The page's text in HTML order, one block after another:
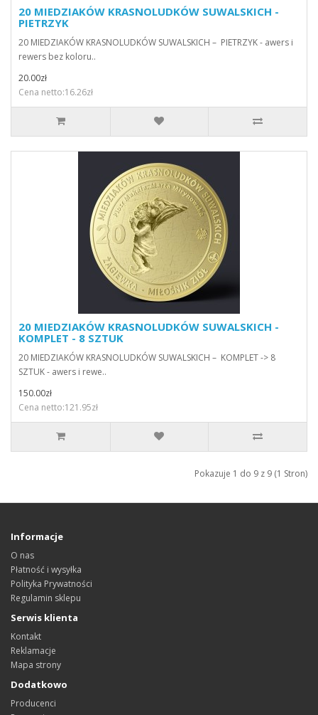
20 MIEDZIAKÓW KRASNOLUDKÓW SUWALSKICH -
PIETRZYK
20 MIEDZIAKÓW KRASNOLUDKÓW SUWALSKICH – PIETRZYK - awers i
rewers bez koloru..
20.00zł
Cena netto:16.26zł
20 MIEDZIAKÓW KRASNOLUDKÓW SUWALSKICH -
KOMPLET - 8 SZTUK
20 MIEDZIAKÓW KRASNOLUDKÓW SUWALSKICH – KOMPLET -> 8
SZTUK - awers i rewe..
150.00zł
Cena netto:121.95zł
Pokazuje 1 do 9 z 9 (1 Stron)
Informacje
O nas
Płatność i wysyłka
Polityka Prywatności
Regulamin sklepu
Serwis klienta
Kontakt
Reklamacje
Mapa strony
Dodatkowo
Producenci